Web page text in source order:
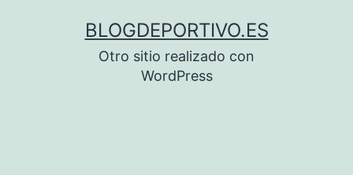
BLOGDEPORTIVO.ES
Otro sitio realizado con
WordPress